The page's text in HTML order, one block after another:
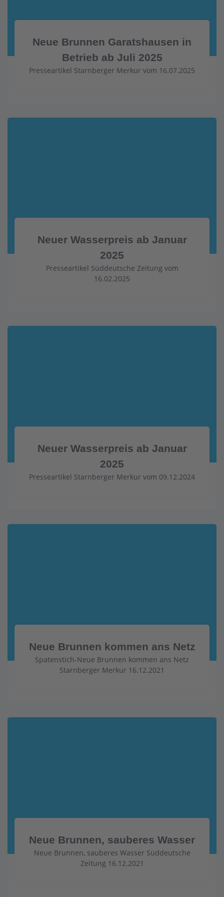
Neue Brunnen Garatshausen in
Betrieb ab Juli 2025
Presseartikel Starnberger Merkur vom 16.07.2025
Neuer Wasserpreis ab Januar
2025
Presseartikel Süddeutsche Zeitung vom
16.02.2025
Neuer Wasserpreis ab Januar
2025
Presseartikel Starnberger Merkur vom 09.12.2024
Neue Brunnen kommen ans Netz
Spatenstich-Neue Brunnen kommen ans Netz
Starnberger Merkur 16.12.2021
Neue Brunnen, sauberes Wasser
Neue Brunnen, sauberes Wasser Süddeutsche
Zeitung 16.12.2021